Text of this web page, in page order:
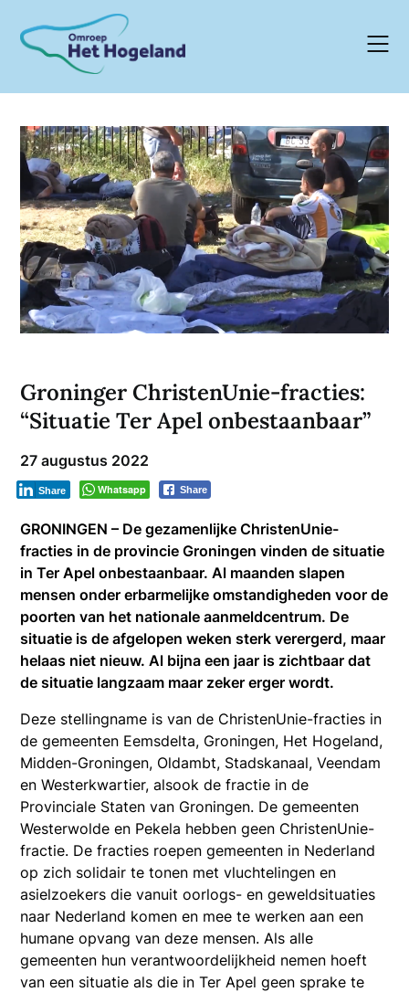
content
Groninger ChristenUnie-fracties:
“Situatie Ter Apel onbestaanbaar”
27 augustus 2022
Whatsapp Share
Share
GRONINGEN – De gezamenlijke ChristenUnie-
fracties in de provincie Groningen vinden de situatie
in Ter Apel onbestaanbaar. Al maanden slapen
mensen onder erbarmelijke omstandigheden voor de
poorten van het nationale aanmeldcentrum. De
situatie is de afgelopen weken sterk verergerd, maar
helaas niet nieuw. Al bijna een jaar is zichtbaar dat
de situatie langzaam maar zeker erger wordt.
Deze stellingname is van de ChristenUnie-fracties in
de gemeenten Eemsdelta, Groningen, Het Hogeland,
Midden-Groningen, Oldambt, Stadskanaal, Veendam
en Westerkwartier, alsook de fractie in de
Provinciale Staten van Groningen. De gemeenten
Westerwolde en Pekela hebben geen ChristenUnie-
fractie. De fracties roepen gemeenten in Nederland
op zich solidair te tonen met vluchtelingen en
asielzoekers die vanuit oorlogs- en geweldsituaties
naar Nederland komen en mee te werken aan een
humane opvang van deze mensen. Als alle
gemeenten hun verantwoordelijkheid nemen hoeft
van een situatie als die in Ter Apel geen sprake te